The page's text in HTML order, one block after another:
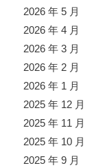
2026 年 5 月
2026 年 4 月
2026 年 3 月
2026 年 2 月
2026 年 1 月
2025 年 12 月
2025 年 11 月
2025 年 10 月
2025 年 9 月